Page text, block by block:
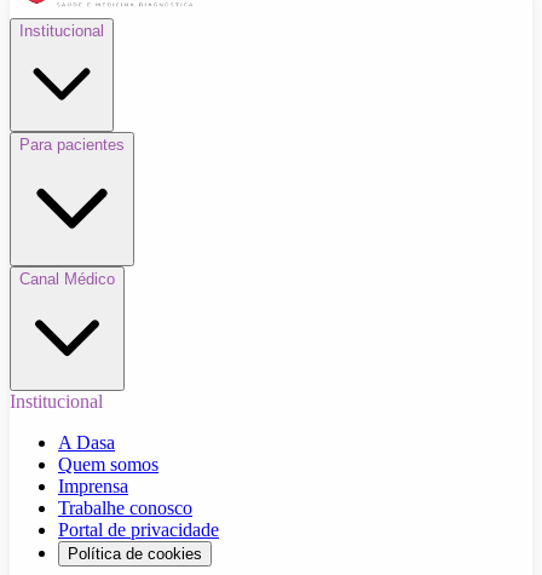
Institucional
Para pacientes
Canal Médico
Institucional
A Dasa
Quem somos
Imprensa
Trabalhe conosco
Portal de privacidade
Política de cookies